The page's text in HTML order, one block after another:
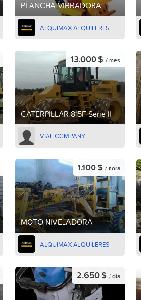
PLANCHA VIBRADORA
ALQUIMAX ALQUILERES
CATERPILLAR 815F Serie II
13.000 $ / mes
VIAL COMPANY
MOTO NIVELADORA
1.100 $ / hora
ALQUIMAX ALQUILERES
2.650 $ / día